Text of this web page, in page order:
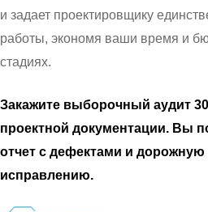
и задает проектировщику
работы, экономя ваши время и
стадиях.
Закажите выборочный аудит
проектной документации. Вы
отчет с дефектами и дорожную
исправлению.